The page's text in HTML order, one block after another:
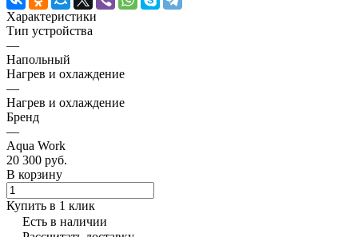
Характеристики
Тип устройства
—
Напольный
Нагрев и охлаждение
—
Нагрев и охлаждение
Бренд
—
Aqua Work
20 300 руб.
В корзину
Купить в 1 клик
Есть в наличии